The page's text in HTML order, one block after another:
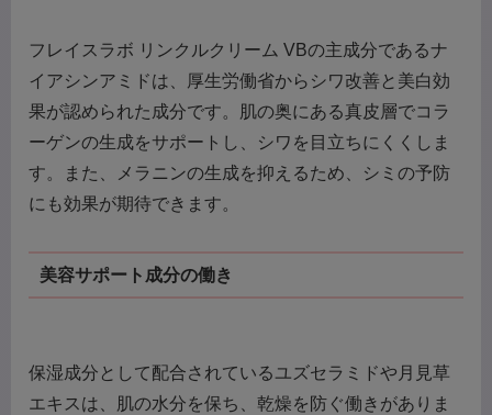
フレイスラボ リンクルクリーム VBの主成分であるナ
イアシンアミドは、厚生労働省からシワ改善と美白効
果が認められた成分です。肌の奥にある真皮層でコラ
ーゲンの生成をサポートし、シワを目立ちにくくしま
す。また、メラニンの生成を抑えるため、シミの予防
にも効果が期待できます。
美容サポート成分の働き
保湿成分として配合されているユズセラミドや月見草
エキスは、肌の水分を保ち、乾燥を防ぐ働きがありま